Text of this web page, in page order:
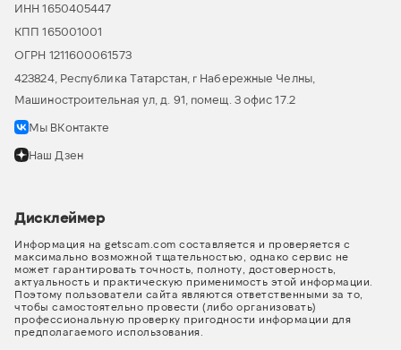
ИНН 1650405447
КПП 165001001
ОГРН 1211600061573
423824, Республика Татарстан, г Набережные Челны,
Машиностроительная ул, д. 91, помещ. 3 офис 17.2
Мы ВКонтакте
Наш Дзен
Дисклеймер
Информация на getscam.com составляется и проверяется с
максимально возможной тщательностью, однако сервис не
может гарантировать точность, полноту, достоверность,
актуальность и практическую применимость этой информации.
Поэтому пользователи сайта являются ответственными за то,
чтобы самостоятельно провести (либо организовать)
профессиональную проверку пригодности информации для
предполагаемого использования.